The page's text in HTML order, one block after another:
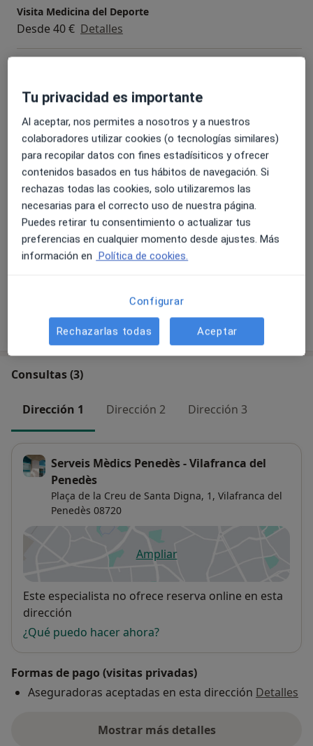
Visita Medicina del Deporte
Desde 40 € Detalles
Ejercicio terapéutico
Detalles
Ejercicios de tonificación de core
Detalles
Entrenamiento personal
Detalles
¿Cómo funcionan los precios?
Consultas (3)
Dirección 1 Dirección 2 Dirección 3
Serveis Mèdics Penedès - Vilafranca del
Penedès
Plaça de la Creu de Santa Digna, 1, Vilafranca del
Penedès 08720
Ampliarse abre en una nueva
Disponibilidad
Este especialista no ofrece reserva online en esta
dirección
¿Qué puedo hacer ahora?
Formas de pago (visitas privadas)
Aseguradoras aceptadas en esta dirección Detalles
Mostrar más detalles
sobre la dirección
Tu privacidad es importante
Al aceptar, nos permites a nosotros y a nuestros
colaboradores utilizar cookies (o tecnologías similares)
para recopilar datos con fines estadísiticos y ofrecer
contenidos basados en tus hábitos de navegación. Si
rechazas todas las cookies, solo utilizaremos las
necesarias para el correcto uso de nuestra página.
Puedes retirar tu consentimiento o actualizar tus
preferencias en cualquier momento desde ajustes. Más
información en Política de cookies.
Configurar
Rechazarlas todas Aceptar